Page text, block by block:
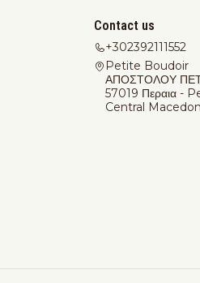
Contact us
+302392111552
Petite Boudoir
ΑΠΟΣΤΟΛΟΥ
57019 Περαια -
Central